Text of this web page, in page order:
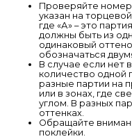
Проверяйте номер
указан на
где «А» – это
должны быть из
одинаковый
обозначаться
В случае если нет
количество одной
разные партии на
или в зонах, где
углом. В разных
оттенках.
Обращайте
поклейки.